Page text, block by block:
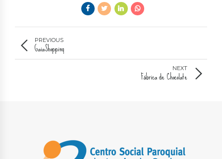
PREVIOUS
GaiaShopping
NEXT
Fábrica de Chocolate